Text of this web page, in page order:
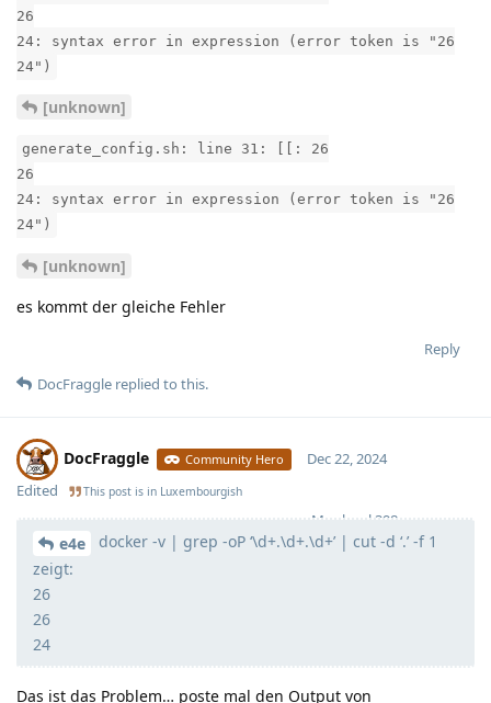
26
24: syntax error in expression (error token is "26
24")
[unknown]
generate_config.sh: line 31: [[: 26
26
24: syntax error in expression (error token is "26
24")
[unknown]
es kommt der gleiche Fehler
Reply
DocFraggle replied to this.
DocFraggle Community Hero
Moolevel 398
Dec 22, 2024
Edited
This post is in Luxembourgish
e4e
docker -v | grep -oP ‘\d+.\d+.\d+’ | cut -d ‘.’ -f 1
zeigt:
26
26
24
Das ist das Problem… poste mal den Output von